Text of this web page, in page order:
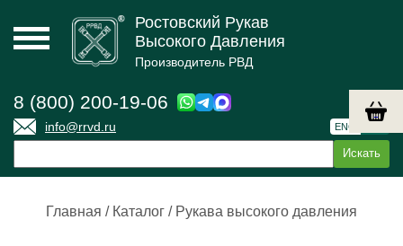
Ростовский Рукав
Высокого Давления
Производитель РВД
8 (800) 200-19-06
info@rrvd.ru ENG
Главная / Каталог / Рукава высокого давления